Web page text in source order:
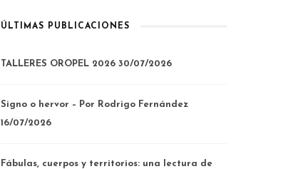
ÚLTIMAS PUBLICACIONES
TALLERES OROPEL 2026 30/07/2026
Signo o hervor – Por Rodrigo Fernández
16/07/2026
Fábulas, cuerpos y territorios: una lectura de